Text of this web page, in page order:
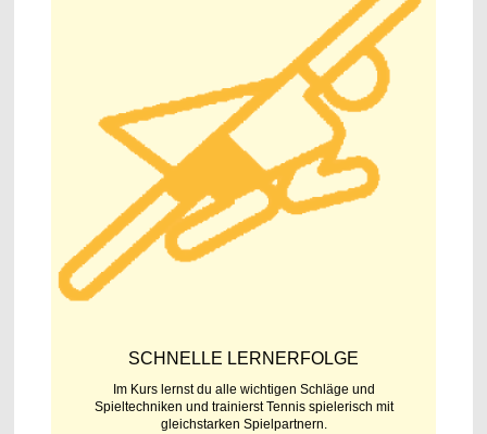
SCHNELLE LERNERFOLGE
Im Kurs lernst du alle wichtigen Schläge und
Spieltechniken und trainierst Tennis spielerisch mit
gleichstarken Spielpartnern.